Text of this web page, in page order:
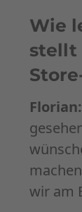
Wie
stellt
Florian:
wir am